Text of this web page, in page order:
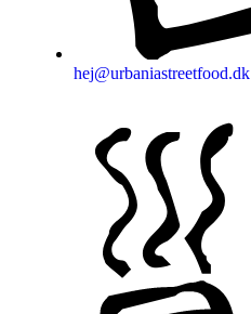
hej@urbaniastreetfood.dk